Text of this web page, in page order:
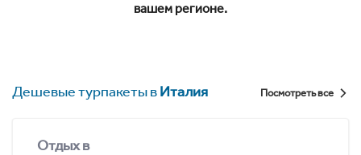
вашем регионе.
Дешевые турпакеты вИталия Посмотреть все
Отдых в